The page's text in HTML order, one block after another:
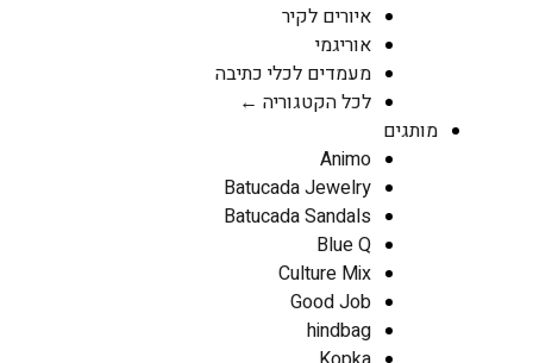
איורים לקיר
אוריגמי
מעמדים לכלי כתיבה
לכל הקטגוריה ←
מותגים
Animo
Batucada Jewelry
Batucada Sandals
Blue Q
Culture Mix
Good Job
hindbag